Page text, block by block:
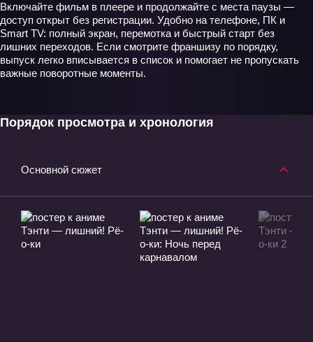
Включайте фильм в плеере и продолжайте с места паузы —
доступ открыт без регистрации. Удобно на телефоне, ПК и
Smart TV: полный экран, перемотка и быстрый старт без
лишних переходов. Если смотрите франшизу по порядку,
выпуск легко вписывается в список и помогает не пропускать
важные поворотные моменты.
Порядок просмотра и хронология
Основной сюжет